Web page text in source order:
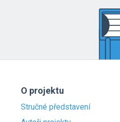
O projektu
Stručné představení